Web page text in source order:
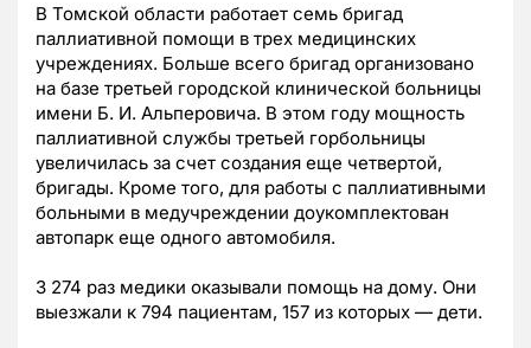
В Томской области работает семь бригад
паллиативной помощи в трех медицинских
учреждениях. Больше всего бригад организовано
на базе третьей городской клинической больницы
имени Б. И. Альперовича. В этом году мощность
паллиативной службы третьей горбольницы
увеличилась за счет создания еще четвертой,
бригады. Кроме того, для работы с паллиативными
больными в медучреждении доукомплектован
автопарк еще одного автомобиля.
3 274 раз медики оказывали помощь на дому. Они
выезжали к 794 пациентам, 157 из которых — дети.